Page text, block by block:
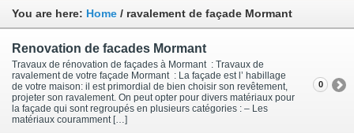
You are here: Home / ravalement de façade Mormant
Renovation de facades Mormant
Travaux de rénovation de façades à Mormant : Travaux de
ravalement de votre façade Mormant : La façade est l’ habillage
de votre maison: il est primordial de bien choisir son revêtement,
projeter son ravalement. On peut opter pour divers matériaux pour
la façade qui sont regroupés en plusieurs catégories : – Les
matériaux couramment […]
0